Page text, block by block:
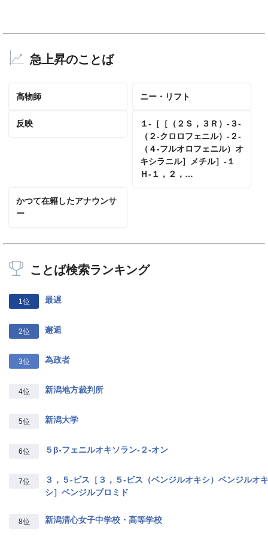
急上昇のことば
高物師 ニー・リフト
反映
１‐［［（２Ｓ，３Ｒ）‐３‐
（２‐クロロフェニル）‐２‐
（４‐フルオロフェニル）オ
キシラニル］メチル］‐１
Ｈ‐１，２，…
かつて在籍したアナウンサ
ー
ことば検索ランキング
1位 最遅
2位 邂逅
3位 為政者
4位 新潟地方裁判所
5位 新潟大学
6位 ５β‐フェニルオキソラン‐２‐オン
7位
３，５‐ビス［３，５‐ビス（ベンジルオキシ）ベンジルオキ
シ］ベンジルブロミド
8位 新潟清心女子中学校・高等学校